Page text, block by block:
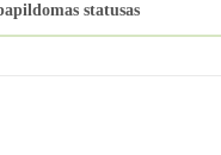
statusas